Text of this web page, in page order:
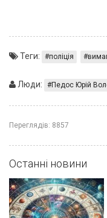
Теги: поліція
Люди: Педос Юрій
Переглядів: 8857
Останні новини